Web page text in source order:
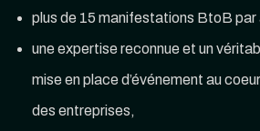
plus de 15 manifestations BtoB par
une expertise reconnue et un
mise en place d’événement au
des entreprises,